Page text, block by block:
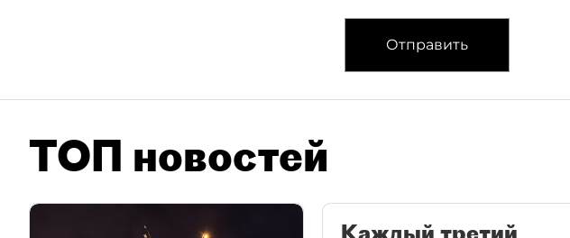
Отправить
ТОП новостей
Каждый третий